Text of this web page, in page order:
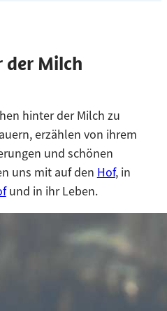
der Milch
hinter der Milch zu
erzählen von ihrem
und schönen
uns mit auf den Hof, in
und in ihr Leben.